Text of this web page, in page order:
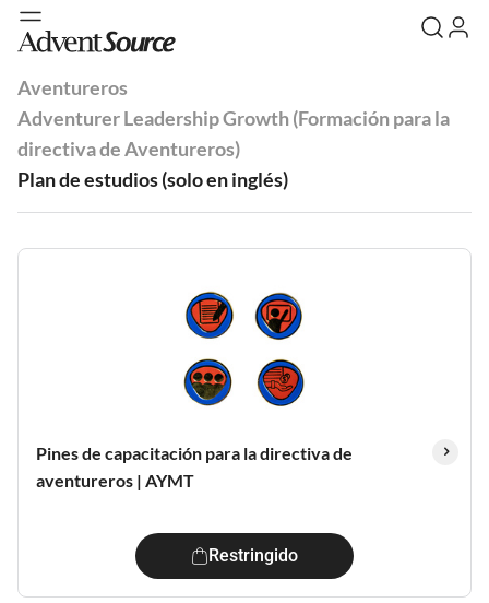
Aventureros
Adventurer Leadership Growth (Formación para la
directiva de Aventureros)
Plan de estudios (solo en inglés)
Pines de capacitación para la directiva de
aventureros | AYMT
Restringido